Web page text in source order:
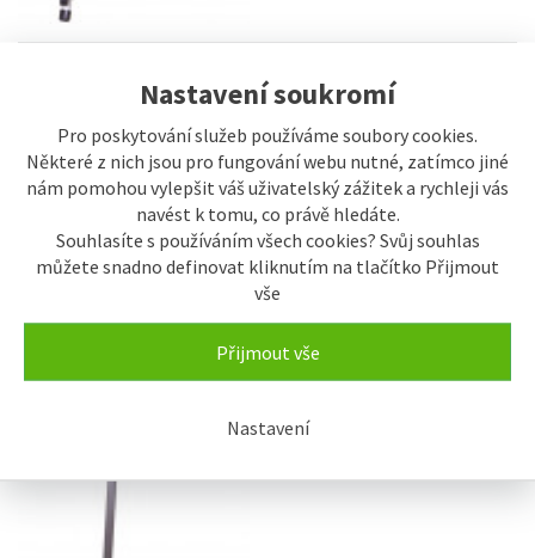
Nastavení soukromí
Pro poskytování služeb používáme soubory cookies.
Některé z nich jsou pro fungování webu nutné, zatímco jiné
nám pomohou vylepšit váš uživatelský zážitek a rychleji vás
navést k tomu, co právě hledáte.
Souhlasíte s používáním všech cookies? Svůj souhlas
můžete snadno definovat kliknutím na tlačítko Přijmout
vše
Přijmout vše
Nastavení
Teleskop Levenhuk LabZZ T3
1.868 Kč